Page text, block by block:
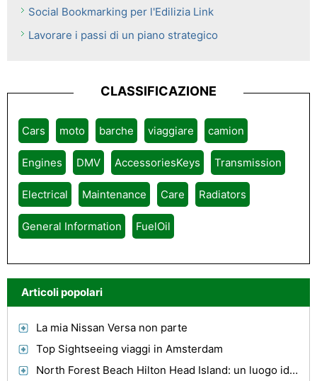
Social Bookmarking per l'Edilizia Link
Lavorare i passi di un piano strategico
CLASSIFICAZIONE
Cars moto barche viaggiare camion
Engines DMV AccessoriesKeys Transmission
Electrical Maintenance Care Radiators
General Information FuelOil
Articoli popolari
La mia Nissan Versa non parte
Top Sightseeing viaggi in Amsterdam
North Forest Beach Hilton Head Island: un luogo ideale per la vostra bella vacanza